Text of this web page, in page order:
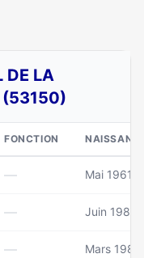
DE LA
(53150)
FONCTION
— Mai 1961
— Juin 1984
— Mars 1985